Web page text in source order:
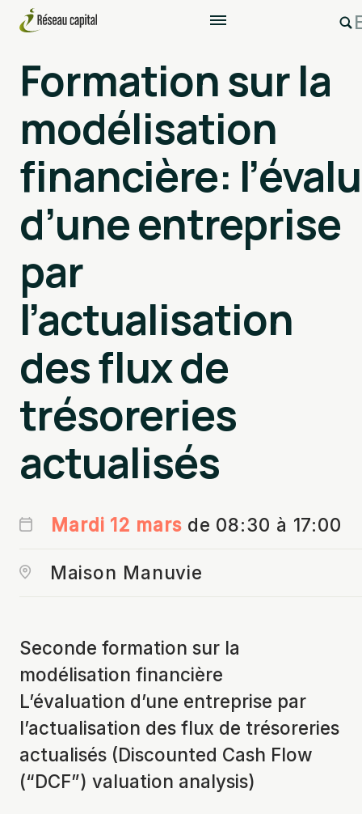
Formation sur la
modélisation
financière:
d’une entreprise
par
l’actualisation
des flux de
trésoreries
actualisés
Mardi 12 marsde 08:30 à 17:00
Maison Manuvie
Seconde formation sur la
modélisation financière
L’évaluation d’une entreprise par
l’actualisation des flux de trésoreries
actualisés (Discounted Cash Flow
(“DCF”) valuation analysis)